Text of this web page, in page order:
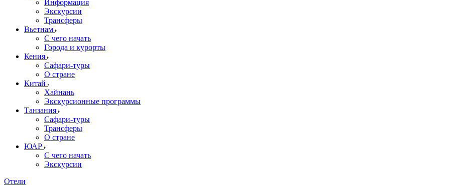
Информация
Экскурсии
Трансферы
Вьетнам
С чего начать
Города и курорты
Кения
Сафари-туры
О стране
Китай
Хайнань
Экскурсионные программы
Танзания
Сафари-туры
Трансферы
О стране
ЮАР
С чего начать
Экскурсии
Отели